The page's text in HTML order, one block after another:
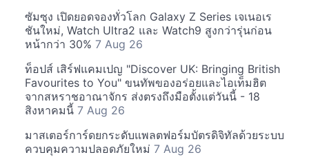
ซัมซุง เปิดยอดจองทั่วโลก Galaxy Z Series เจเนอเร
ชันใหม่, Watch Ultra2 และ Watch9 สูงกว่ารุ่นก่อน
หน้ากว่า 30% 7 Aug 26
ท็อปส์ เสิร์ฟแคมเปญ "Discover UK: Bringing British
Favourites to You" ขนทัพของอร่อยและไอเท็มฮิต
จากสหราชอาณาจักร ส่งตรงถึงมือตั้งแต่วันนี้ - 18
สิงหาคมนี้ 7 Aug 26
มาสเตอร์การ์ดยกระดับแพลตฟอร์มบัตรดิจิทัลด้วยระบบ
ควบคุมความปลอดภัยใหม่ 7 Aug 26